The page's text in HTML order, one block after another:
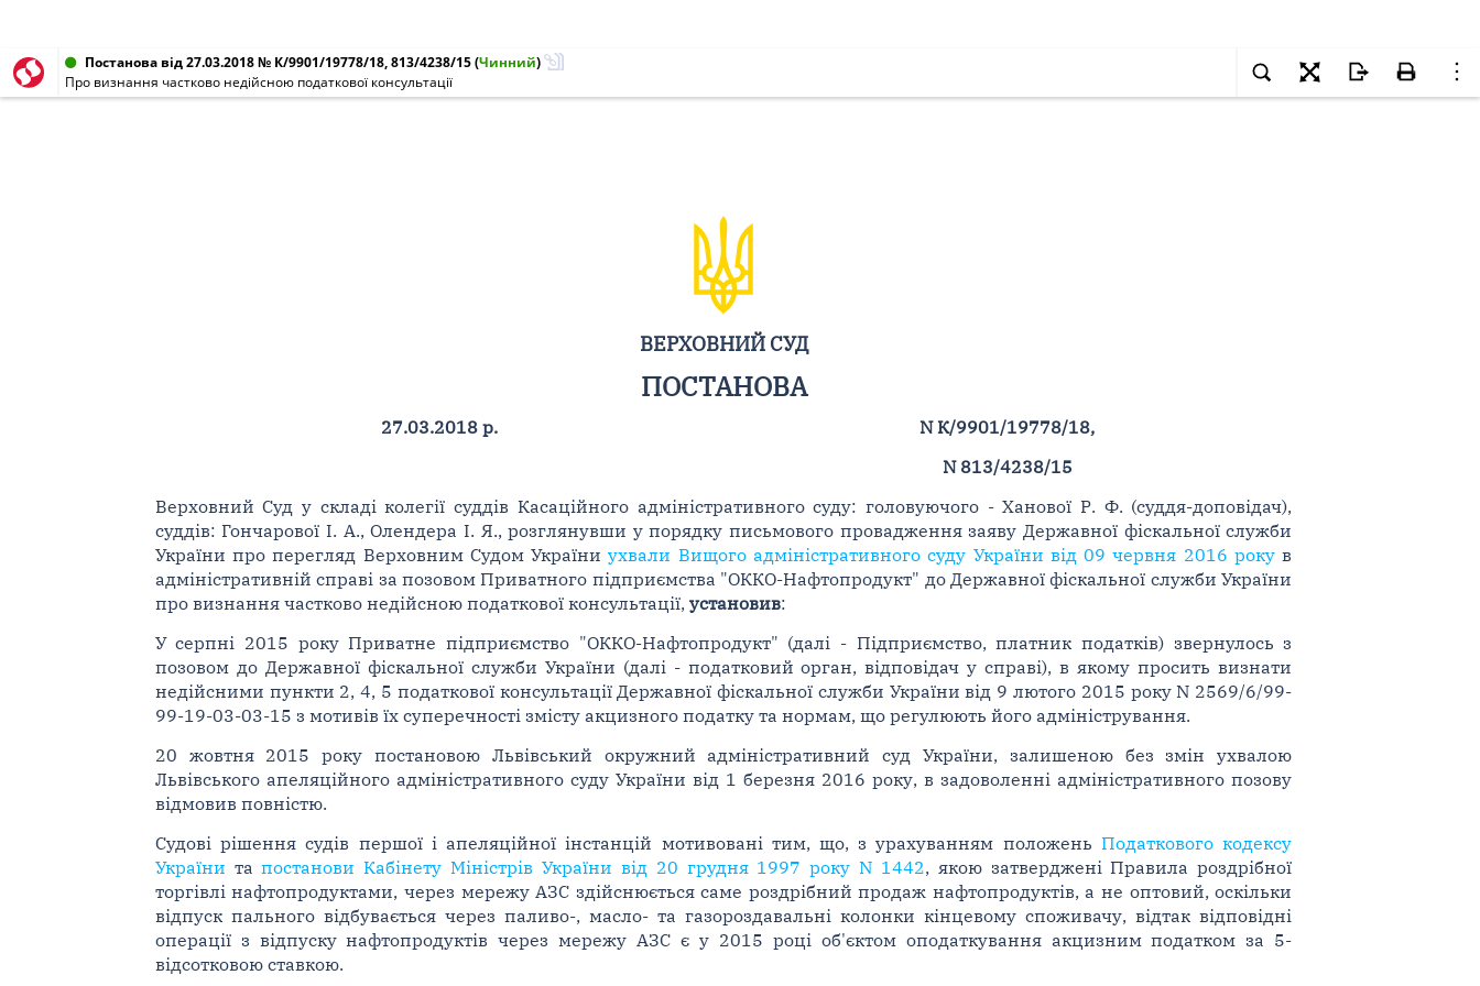
Постанова від 27.03.2018 № К/9901/19778/18, 813/4238/15(Чинний)
Про визнання частково недійсною податкової консультації
ВЕРХОВНИЙ СУД
ПОСТАНОВА
27.03.2018 р.
N К/9901/19778/18,
N 813/4238/15
Верховний Суд у складі колегії суддів Касаційного адміністративного суду: головуючого - Ханової Р. Ф. (суддя-доповідач),
суддів: Гончарової І. А., Олендера І. Я., розглянувши у порядку письмового провадження заяву Державної фіскальної служби
України про перегляд Верховним Судом Україниухвали Вищого адміністративного суду України від 09 червня 2016 рокув
адміністративній справі за позовом Приватного підприємства "ОККО-Нафтопродукт" до Державної фіскальної служби України
про визнання частково недійсною податкової консультації, установив:
У серпні 2015 року Приватне підприємство "ОККО-Нафтопродукт" (далі - Підприємство, платник податків) звернулось з
позовом до Державної фіскальної служби України (далі - податковий орган, відповідач у справі), в якому просить визнати
недійсними пункти 2, 4, 5 податкової консультації Державної фіскальної служби України від 9 лютого 2015 року N 2569/6/99-
99-19-03-03-15 з мотивів їх суперечності змісту акцизного податку та нормам, що регулюють його адміністрування.
20 жовтня 2015 року постановою Львівський окружний адміністративний суд України, залишеною без змін ухвалою
Львівського апеляційного адміністративного суду України від 1 березня 2016 року, в задоволенні адміністративного позову
відмовив повністю.
Судові рішення судів першої і апеляційної інстанцій мотивовані тим, що, з урахуванням положень Податкового кодексу
України тапостанови Кабінету Міністрів України від 20 грудня 1997 року N 1442, якою затверджені Правила роздрібної
торгівлі нафтопродуктами, через мережу АЗС здійснюється саме роздрібний продаж нафтопродуктів, а не оптовий, оскільки
відпуск пального відбувається через паливо-, масло- та газороздавальні колонки кінцевому споживачу, відтак відповідні
операції з відпуску нафтопродуктів через мережу АЗС є у 2015 році об'єктом оподаткування акцизним податком за 5-
відсотковою ставкою.